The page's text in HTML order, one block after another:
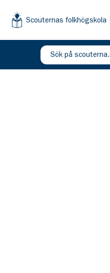
Scouternas folkhögskola
Sök på scouterna.se